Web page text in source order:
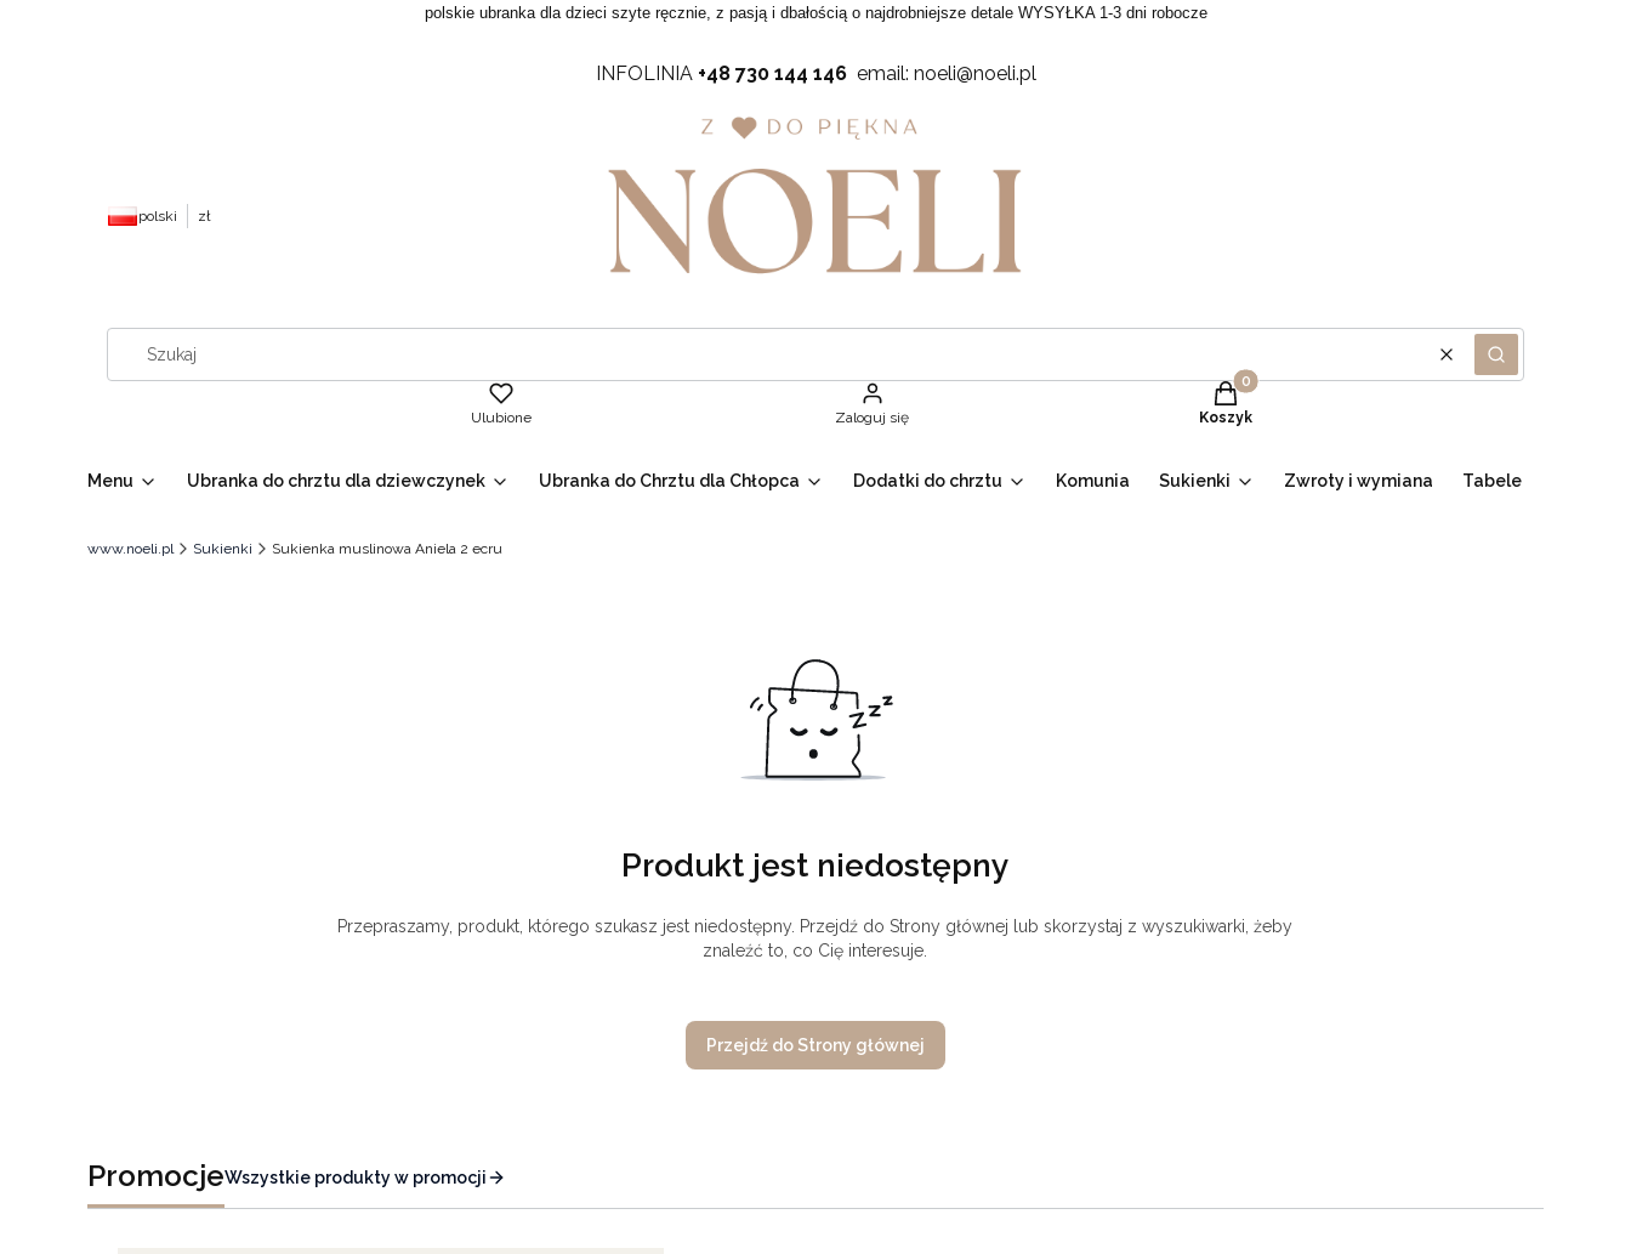
polskie ubranka dla dzieci szyte ręcznie, z pasją i dbałością o najdrobniejsze detale WYSYŁKA 1-3 dni robocze
INFOLINIA +48 730 144 146 email: noeli@noeli.pl
polski zł
WyczyśćSzukaj
Ulubione Zaloguj się
Produkty w koszyku: 0. Zobacz szczegóły
Koszyk
Menu Ubranka do chrztu dla dziewczynek Ubranka do Chrztu dla Chłopca Dodatki do chrztu Komunia Sukienki Zwroty i wymiana Tabele
www.noeli.pl Sukienki Sukienka muslinowa Aniela 2 ecru
Produkt jest niedostępny
Przepraszamy, produkt, którego szukasz jest niedostępny. Przejdź do Strony głównej lub skorzystaj z wyszukiwarki, żeby
znaleźć to, co Cię interesuje.
Przejdź do Strony głównej
PromocjeWszystkie produkty w promocji